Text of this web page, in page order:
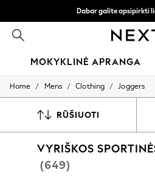
Dabar galite apsipirkti
Greičiau ir
atsiskaitymas naudojantis
MOKYKLINĖ APRANGA
SCHOOLWEAR
Shoes
Shirts
Polo Shirts
Sweatshirts & Jumpers
Home / Mens / Clothing / Joggers
RŪŠIUOTI
VYRIŠKOS
(649)